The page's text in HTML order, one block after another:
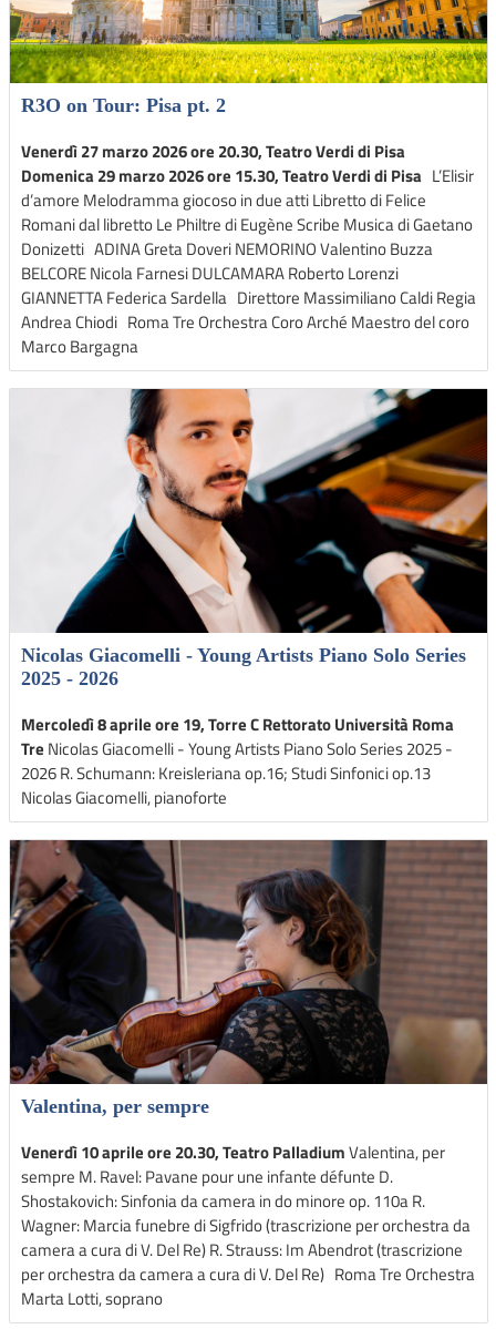
R3O on Tour: Pisa pt. 2
Venerdì 27 marzo 2026 ore 20.30, Teatro Verdi di Pisa
Domenica 29 marzo 2026 ore 15.30, Teatro Verdi di PisaL’Elisir
d’amore Melodramma giocoso in due atti Libretto di Felice
Romani dal libretto Le Philtre di Eugène Scribe Musica di Gaetano
Donizetti ADINA Greta Doveri NEMORINO Valentino Buzza
BELCORE Nicola Farnesi DULCAMARA Roberto Lorenzi
GIANNETTA Federica Sardella Direttore Massimiliano Caldi Regia
Andrea Chiodi Roma Tre Orchestra Coro Arché Maestro del coro
Marco Bargagna
Nicolas Giacomelli - Young Artists Piano Solo Series
2025 - 2026
Mercoledì 8 aprile ore 19, Torre C Rettorato Università Roma
Tre Nicolas Giacomelli - Young Artists Piano Solo Series 2025 -
2026 R. Schumann: Kreisleriana op.16; Studi Sinfonici op.13
Nicolas Giacomelli, pianoforte
Valentina, per sempre
Venerdì 10 aprile ore 20.30, Teatro PalladiumValentina, per
sempre M. Ravel: Pavane pour une infante défunte D.
Shostakovich: Sinfonia da camera in do minore op. 110a R.
Wagner: Marcia funebre di Sigfrido (trascrizione per orchestra da
camera a cura di V. Del Re) R. Strauss: Im Abendrot (trascrizione
per orchestra da camera a cura di V. Del Re) Roma Tre Orchestra
Marta Lotti, soprano